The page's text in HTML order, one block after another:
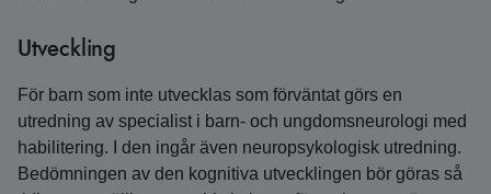
Utveckling
För barn som inte utvecklas som förväntat görs en
utredning av specialist i barn- och ungdomsneurologi med
habilitering. I den ingår även neuropsykologisk utredning.
Bedömningen av den kognitiva utvecklingen bör göras så